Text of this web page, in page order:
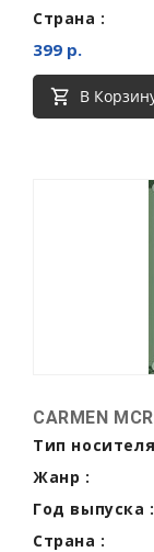
Страна :
399 р.
В
CARMEN
Тип
Жанр :
Год выпуска :
Страна :